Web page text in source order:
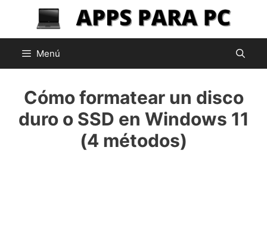
contenido
Menú
Cómo formatear un disco
duro o SSD en Windows 11
(4 métodos)